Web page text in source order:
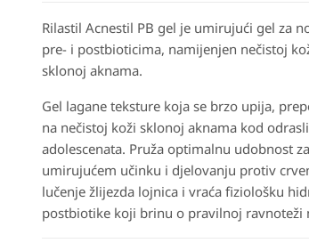
Rilastil Acnestil PB gel je umirujući gel za
pre- i postbioticima, namijenjen nečistoj
sklonoj aknama.
Gel lagane teksture koja se brzo upija,
na nečistoj koži sklonoj aknama kod
adolescenata. Pruža optimalnu udobnost
umirujućem učinku i djelovanju protiv
lučenje žlijezda lojnica i vraća fiziološku
postbiotike koji brinu o pravilnoj ravnoteži
količina